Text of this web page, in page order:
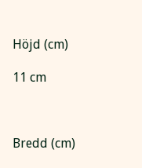
Höjd (cm)
11 cm
Bredd (cm)